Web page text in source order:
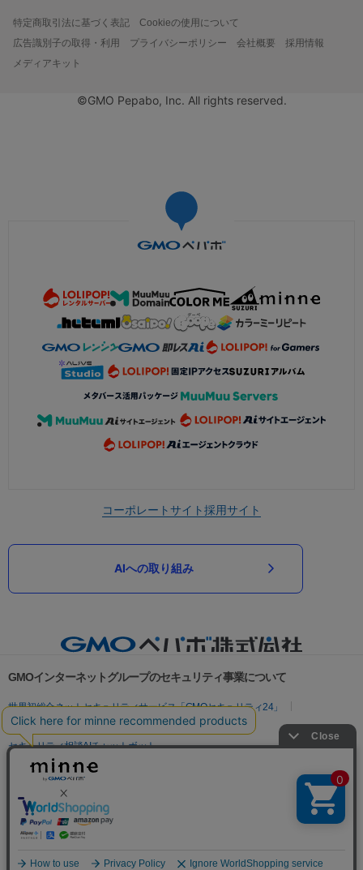
特定商取引法に基づく表記
Cookieの使用について
広告識別子の取得・利用
プライバシーポリシー 会社概要
採用情報
メディアキット
©GMO Pepabo, Inc. All rights reserved.
コーポレートサイト採用サイト
AIへの取り組み
GMOインターネットグループのセキュリティ事業について
世界初総合ネットセキュリティサービス「GMOセキュリティ24」
パスワード漏洩診断
Webサイトリスク診断
セキュリティ相談AIチャットボット
実在証明・盗聴対策
サイバー攻撃対策（GMO Flatt Security）
セキュリティ事業の軌跡